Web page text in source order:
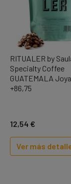
RITUALER by
Specialty Coffee
GUATEMALA
+86,75
12,54 €
Ver más